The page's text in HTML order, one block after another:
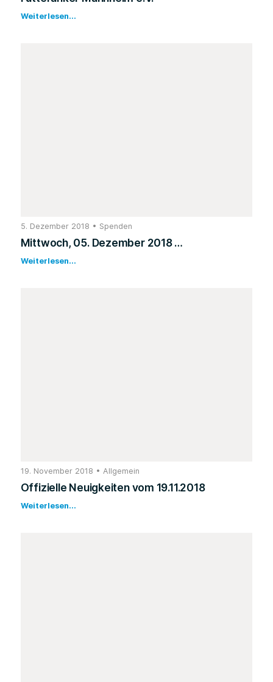
Weiterlesen...
5. Dezember 2018 • Spenden
Mittwoch, 05. Dezember 2018 …
Weiterlesen...
19. November 2018 • Allgemein
Offizielle Neuigkeiten vom 19.11.2018
Weiterlesen...